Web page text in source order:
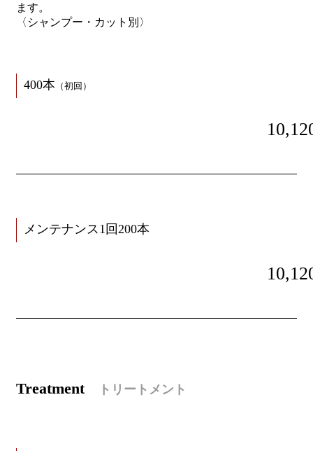
ます。
〈シャンプー・カット別〉
400本 （初回）
メンテナンス1回200本
Treatment トリートメント